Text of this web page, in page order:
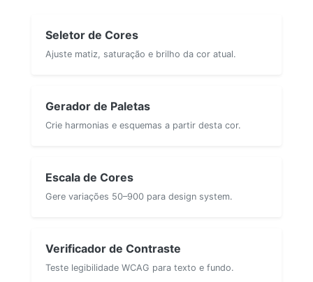
Seletor de Cores
Ajuste matiz, saturação e brilho da cor atual.
Gerador de Paletas
Crie harmonias e esquemas a partir desta cor.
Escala de Cores
Gere variações 50–900 para design system.
Verificador de Contraste
Teste legibilidade WCAG para texto e fundo.